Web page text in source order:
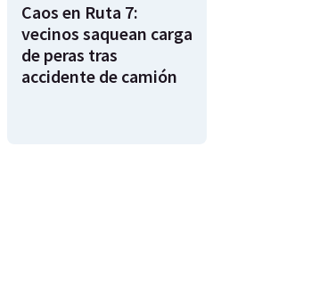
Caos en Ruta 7:
vecinos saquean carga
de peras tras
accidente de camión